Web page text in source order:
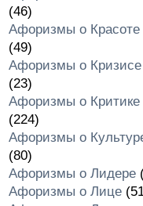
(46)
Афоризмы о Красоте
(49)
Афоризмы о Кризисе
(23)
Афоризмы о Критике
(224)
Афоризмы о
(80)
Афоризмы о Лидере
Афоризмы о Лице